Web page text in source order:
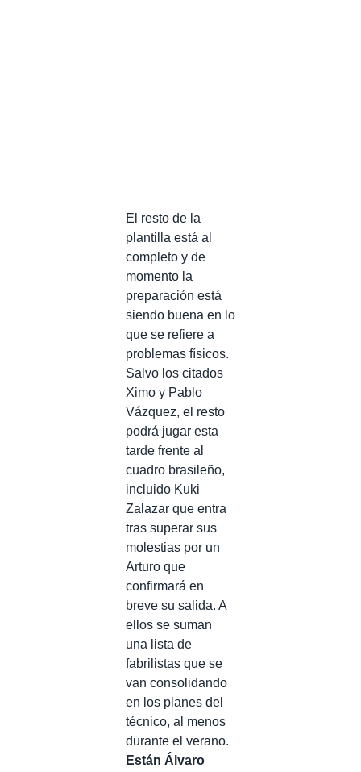
El resto de la
plantilla está al
completo y de
momento la
preparación está
siendo buena en lo
que se refiere a
problemas físicos.
Salvo los citados
Ximo y Pablo
Vázquez, el resto
podrá jugar esta
tarde frente al
cuadro brasileño,
incluido Kuki
Zalazar que entra
tras superar sus
molestias por un
Arturo que
confirmará en
breve su salida. A
ellos se suman
una lista de
fabrilistas que se
van consolidando
en los planes del
técnico, al menos
durante el verano.
Están Álvaro